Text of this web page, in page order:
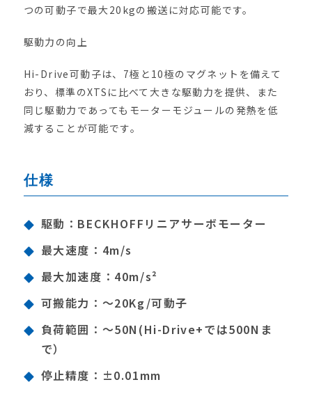
つの可動子で最大20kgの搬送に対応可能です。
駆動力の向上
Hi-Drive可動子は、7極と10極のマグネットを備えて
おり、標準のXTSに比べて大きな駆動力を提供、また
同じ駆動力であってもモーターモジュールの発熱を低
減することが可能です。
仕様
駆動：BECKHOFFリニアサーボモーター
最大速度：4m/s
最大加速度：40m/s²
可搬能力：～20Kg/可動子
負荷範囲：～50N(Hi-Drive+では500Nま
で）
停止精度：±0.01mm